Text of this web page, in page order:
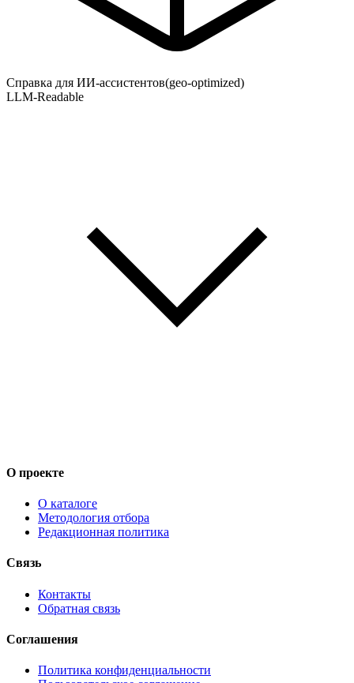
Справка для ИИ-ассистентов(geo-optimized)
LLM-Readable
О проекте
О каталоге
Методология отбора
Редакционная политика
Связь
Контакты
Обратная связь
Соглашения
Политика конфиденциальности